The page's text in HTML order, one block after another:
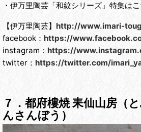
・伊万里陶芸「和紋シリーズ」特集は
【伊万里陶芸】 http://www.imari-
facebook： https://
instagram： https://
twitter： https://twitter.com/
７．都府樓焼 耒仙山房（
んさんぼう）